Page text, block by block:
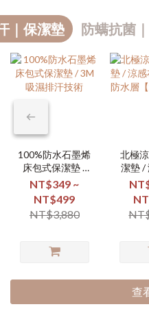
｜保潔墊 防螨抗菌
100%防水石墨烯
床包式保潔墊 /
3M吸濕排汗技術
NT$349 ~
NT$499
NT$3,880
北極
潔墊 /
【北
查